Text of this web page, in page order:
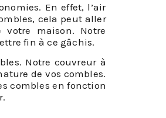
En effet, l’air
cela peut aller
votre maison. Notre
fin à ce gâchis.
Notre couvreur à
de vos combles.
combles en fonction